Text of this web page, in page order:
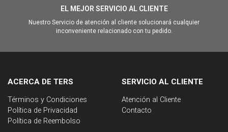
EL MEJOR SERVICIO AL CLIENTE
Nuestro Servicio de atención al cliente solucionará cualquier
inconveniente relacionado con tu pedido.
ACERCA DE TERS
Términos y Condiciones
Política de Privacidad
Política de Reembolso
SERVICIO AL CLIENTE
Atención al Cliente
Contacto